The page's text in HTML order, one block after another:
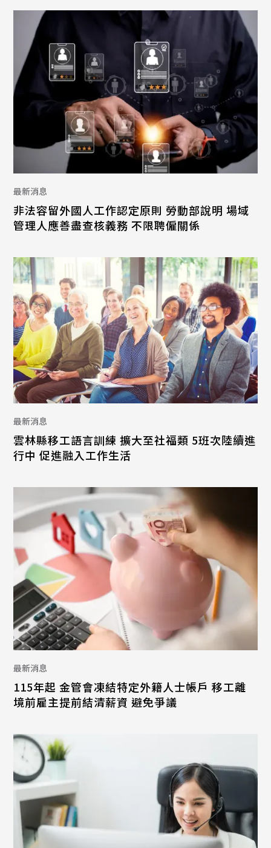
最新消息
非法容留外國人工作認定原則 勞動部說明 場域
管理人應善盡查核義務 不限聘僱關係
最新消息
雲林縣移工語言訓練 擴大至社福類 5班次陸續進
行中 促進融入工作生活
最新消息
115年起 金管會凍結特定外籍人士帳戶 移工離
境前雇主提前結清薪資 避免爭議